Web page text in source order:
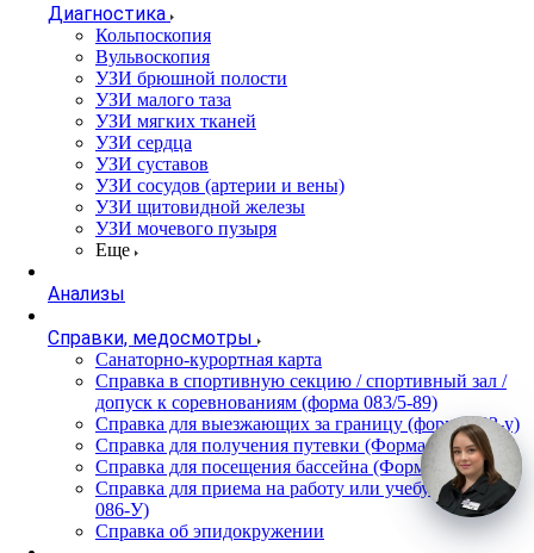
Диагностика
Кольпоскопия
Вульвоскопия
УЗИ брюшной полости
УЗИ малого таза
УЗИ мягких тканей
УЗИ сердца
УЗИ суставов
УЗИ сосудов (артерии и вены)
УЗИ щитовидной железы
УЗИ мочевого пузыря
Еще
Анализы
Справки, медосмотры
Санаторно-курортная карта
Справка в спортивную секцию / спортивный зал /
допуск к соревнованиям (форма 083/5-89)
Справка для выезжающих за границу (форма 082-у)
Справка для получения путевки (Форма 070/у-04)
Справка для посещения бассейна (Форма 083/4-89)
Справка для приема на работу или учебу (Форма
086-У)
Справка об эпидокружении